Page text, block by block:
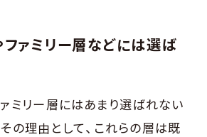
ァミリー層などには選ば
ミリー層にはあまり選ばれない
の理由として、これらの層は既